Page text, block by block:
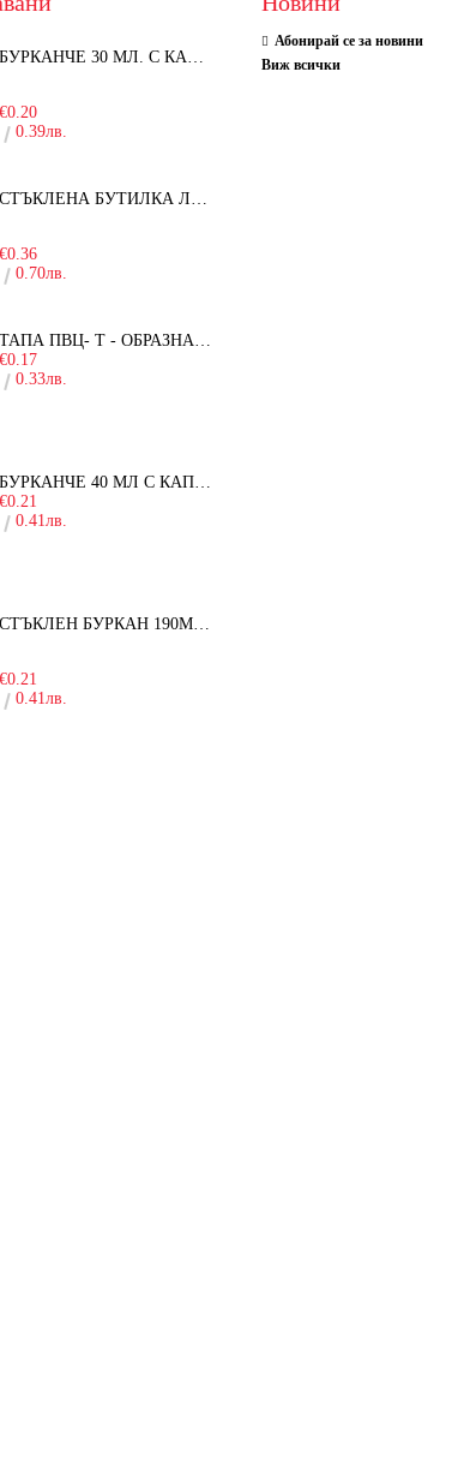
€0.20
0.39лв.
€0.36
0.70лв.
€0.17
0.33лв.
БУРКАНЧЕ 40 МЛ С КАПАЧКА
€0.21
0.41лв.
СТЪКЛЕН БУРКАН 190МЛ ЗА ДЕТСКА КУХНЯ
€0.21
0.41лв.
Абонирай се за новини
Виж всички